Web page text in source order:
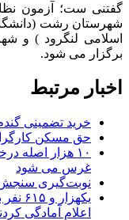
گفتنی ست؛ آزمون
شهرستان رشت
اسلامی لنگرود ) و
برگزار می شود.
اخبار مرتبط
خرید تضمینی
حق مسکن کارگران ۳ میلیون
۱۰ هزار
غرس می شود
نوبت‌گیری سنجش
اعلام آمادگی